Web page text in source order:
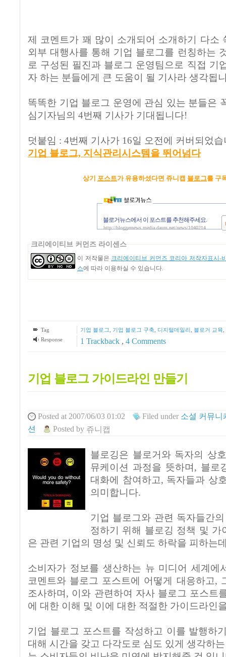
제 코멘트가 꽤 많이 소개되어 소개하기 다소
외부 대행사를 통해 기업 블로그를 런칭하는
로 구성된 필진과 블로그 운영팀으로 직접 기
자 하는 분들에게 큰 도움이 될 기사라 생각됩
똑똑한 기업 블로그 운영에 관심 있는 분들은
심기자님의 4번째 기사가 기대됩니다!
덧붙임 : 4번째 기사가 16일 오전에 커버되었습
기업 블로그, 지식관리시스템을 뛰어넘다
상기 포스트가 유용하셨다면 쥬니캡 블로그를 구
블로거뉴스에서 이 포스트를 추천해주세요.
http://bloggernews.media.daum.net/news/1040214
크리에이티브 커먼즈 라이센스
이 저작물은 크리에이티브 커먼즈 코리아 저작자표시-
스에 따라 이용하실 수 있습니다.
Tag 기업 블로그 기업 블로그 구축 디지털데일리 블로거 교육
Response
1 Trackback , 4Comments
기업 블로그 가이드라인 만들기
Posted at 2007/06/03 01:02 Filedunder 소셜 커뮤니
션
Postedby 쥬니캡
블로깅은 블로거와 독자의 상
뮤케이션 과정을 뜻하며, 블로
대화에 참여하고, 독자들과 상
의미합니다.
기업 블로그와 관련 독자들간
정하기 위해 블로깅 정책 및 가
은 관련 기업의 명성 및 신뢰도 하락을 피하는
소비자가 정보를 생산하는 뉴 미디어 세계에
코멘트와 블로그 포스트에 어떻게 대응하고,
조사하며, 이와 관련하여 자사 블로그 포스트
에 대한 이해 및 이에 대한 적절한 가이드라인
기업 블로그 포스트를 작성하고 이를 발행하
대해 시간을 갖고 다각도로 심도 있게 생각하